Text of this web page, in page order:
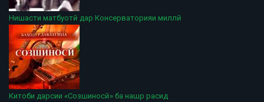
Нишасти матбуотӣ дар Консерваторияи миллӣ
Китоби дарсии «Созшиносӣ» ба нашр расид